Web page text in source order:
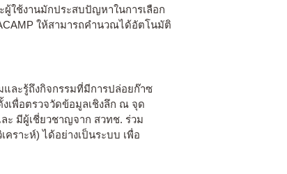
ใช้งานมักประสบปัญหาในการเลือก
ให้สามารถคำนวณได้อัตโนมัติ
ละรู้ถึงกิจกรรมที่มีการปล่อยก๊าซ
เพื่อตรวจวัดข้อมูลเชิงลึก ณ จุด
ะ มีผู้เชี่ยวชาญจาก สวทช. ร่วม
ราะห์) ได้อย่างเป็นระบบ เพื่อ